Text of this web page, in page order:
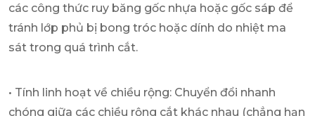
các công thức ruy băng gốc nhựa hoặc gốc sáp để
tránh lớp phủ bị bong tróc hoặc dính do nhiệt ma
sát trong quá trình cắt.
• Tính linh hoạt về chiều rộng: Chuyển đổi nhanh
chóng giữa các chiều rộng cắt khác nhau (chẳng hạn